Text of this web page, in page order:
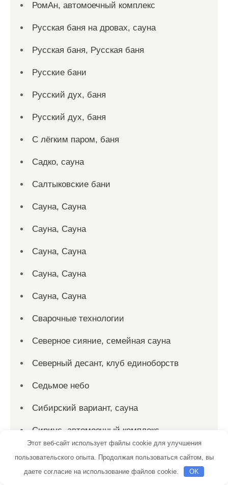
РомАн, автомоечный комплекс
Русская баня на дровах, сауна
Русская баня, Русская баня
Русские бани
Русский дух, баня
Русский дух, баня
С лёгким паром, баня
Садко, сауна
Салтыковские бани
Сауна, Сауна
Сауна, Сауна
Сауна, Сауна
Сауна, Сауна
Сауна, Сауна
Сварочные технологии
Северное сияние, семейная сауна
Северный десант, клуб единоборств
Седьмое небо
Сибирский вариант, сауна
Сириус, автомоечный комплекс
Скиф, автомойка
Скиф, автомойка
Этот веб-сайт использует файлы cookie для улучшения
пользовательского опыта. Продолжая пользоваться сайтом, вы
даете согласие на использование файлов cookie.
OK